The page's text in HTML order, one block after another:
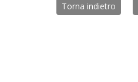
Torna indietro